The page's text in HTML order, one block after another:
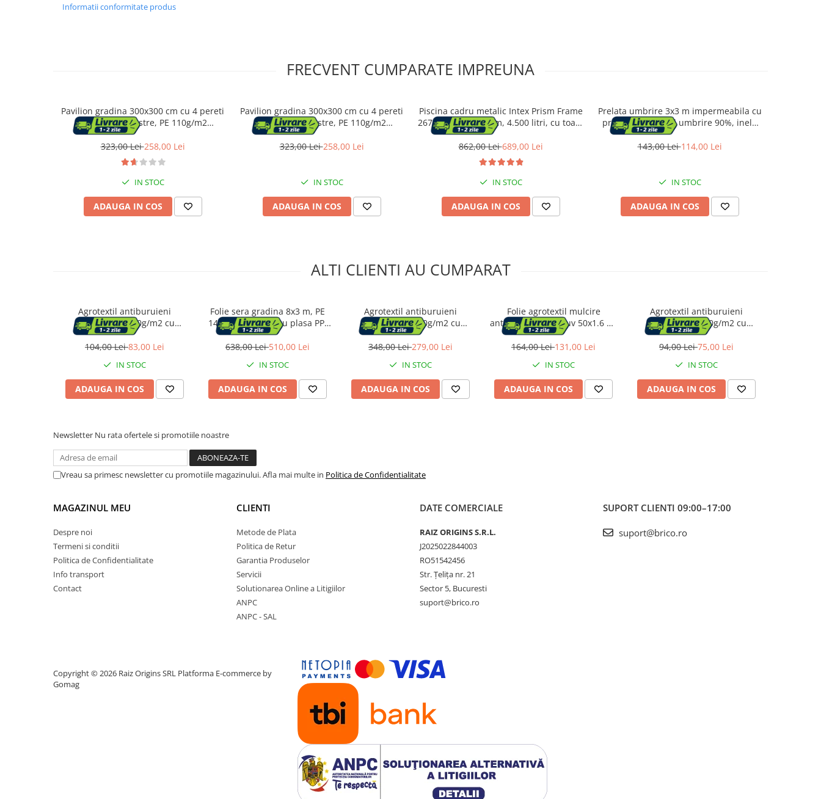
Tigai si seturi
Cosuri de gunoi
Suporturi si accesorii de bucatarie
Rafturi si biblioteci
Decoratiuni
Suporturi flori si ghivece
Ansambluri de joaca animale
Articole sanatate
Informatii conformitate produs
FRECVENT CUMPARATE IMPREUNA
Pavilion gradina 300x300 cm cu 4 pereti
laterali cu ferestre, PE 110g/m2
impermeabil, cadru otel, gri
323,00 Lei258,00 Lei
IN STOC
ADAUGA IN COS
Pavilion gradina 300x300 cm cu 4 pereti
laterali cu ferestre, PE 110g/m2
impermeabil, cadru otel, verde
323,00 Lei258,00 Lei
IN STOC
ADAUGA IN COS
Piscina cadru metalic Intex Prism Frame
26702NP, 305x76 cm, 4.500 litri, cu toate
accesoriile
862,00 Lei689,00 Lei
IN STOC
ADAUGA IN COS
Prelata umbrire 3x3 m impermeabila cu
protectie UV, grad umbrire 90%, inele
inox, sfori incluse, husa transport, gri
grafit
143,00 Lei114,00 Lei
IN STOC
ADAUGA IN COS
ALTI CLIENTI AU CUMPARAT
Agrotextil antiburuieni
polipropilena 90g/m2 cu
protectie UV, mentine
umiditatea solului, 50x1.1 m,
104,00 Lei83,00 Lei
IN STOC
ADAUGA IN COS
Folie sera gradina 8x3 m, PE
140g/m2 armata cu plasa PP,
filtru UV4, ferestre velcro si usa
fermoar, verde
638,00 Lei510,00 Lei
IN STOC
ADAUGA IN COS
Agrotextil antiburuieni
polipropilena 90g/m2 cu
protectie UV, mentine
umiditatea solului, 100x1.6 m,
348,00 Lei279,00 Lei
IN STOC
ADAUGA IN COS
Folie agrotextil mulcire
antiburuieni filtru uv 50x1.6 m,
70 g pe mp, protectie, alb
164,00 Lei131,00 Lei
IN STOC
ADAUGA IN COS
Agrotextil antiburuieni
polipropilena 90g/m2 cu
protectie UV, mentine
umiditatea solului, 50x0.8 m,
94,00 Lei75,00 Lei
IN STOC
ADAUGA IN COS
Newsletter Nu rata ofertele si promotiile noastre
Vreau sa primesc newsletter cu promotiile magazinului. Afla mai multe in Politica de Confidentialitate
MAGAZINUL MEU
Despre noi
Termeni si conditii
Politica de Confidentialitate
Info transport
Contact
CLIENTI
Metode de Plata
Politica de Retur
Garantia Produselor
Servicii
Solutionarea Online a Litigiilor
ANPC
ANPC - SAL
DATE COMERCIALE
RAIZ ORIGINS S.R.L.
J2025022844003
RO51542456
Str. Țelița nr. 21
Sector 5, Bucuresti
suport@brico.ro
SUPORT CLIENTI 09:00–17:00
suport@brico.ro
Copyright © 2026 Raiz Origins SRL Platforma E-commerce by
Gomag